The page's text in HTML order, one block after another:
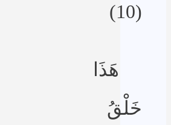
(10)
هَذَا
خَلْقُ